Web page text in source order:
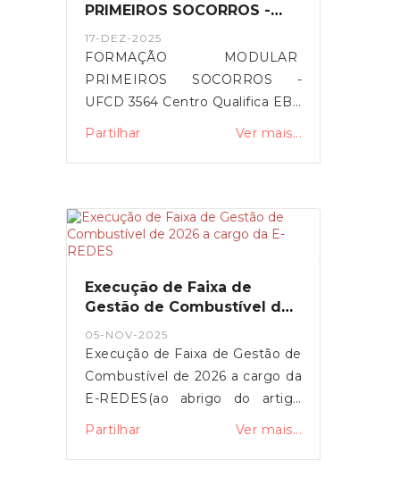
PRIMEIROS SOCORROS -
EBA - Formação Profissional
17-DEZ-2025
FORMAÇÃO MODULAR
PRIMEIROS SOCORROS -
UFCD 3564 Centro Qualifica EBA
Duração: 25 Horas - Regime:
Partilhar Ver mais...
Execução de Faixa de
Gestão de Combustível de
05-NOV-2025
Execução de Faixa de Gestão de
Combustível de 2026 a cargo da
E-REDES(ao abrigo do artigo
PENACOVAFreguesias: Lorvão,
Partilhar Ver mais...